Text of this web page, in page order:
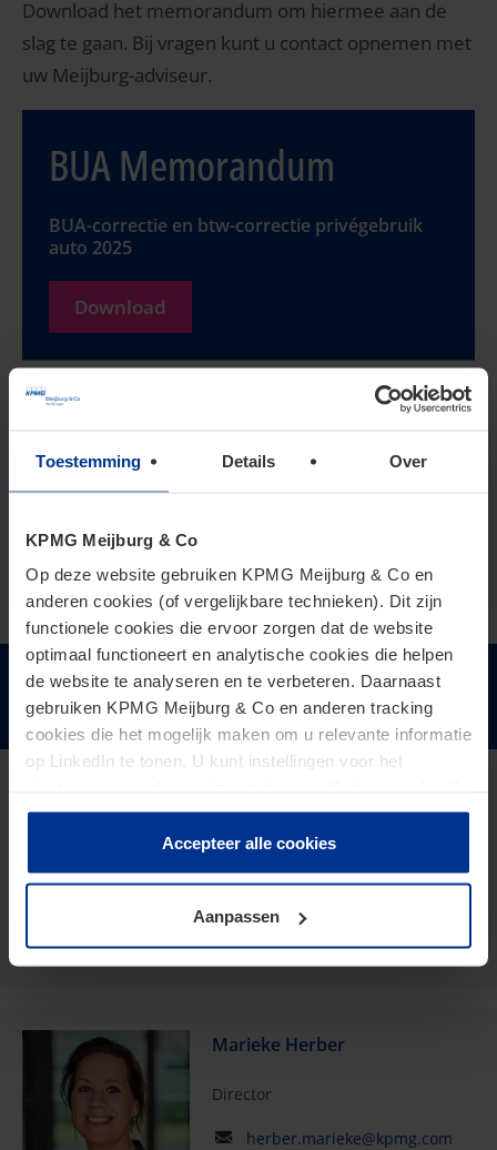
Toestemming Details Over
KPMG Meijburg & Co
Op deze website gebruiken KPMG Meijburg & Co en
anderen cookies (of vergelijkbare technieken). Dit zijn
functionele cookies die ervoor zorgen dat de website
optimaal functioneert en analytische cookies die helpen
de website te analyseren en te verbeteren. Daarnaast
gebruiken KPMG Meijburg & Co en anderen tracking
cookies die het mogelijk maken om u relevante informatie
op LinkedIn te tonen. U kunt instellingen voor het
te klikken. Als u op “Accepteer alle cookies” klikt, geeft u
toestemming voor het gebruik van alle cookies. Deze
toestemming kunt u altijd weer intrekken.
Accepteer alle cookies
Aanpassen
Download het memorandum om hiermee aan de
slag te gaan. Bij vragen kunt u contact opnemen met
uw Meijburg-adviseur.
BUA Memorandum
BUA-correctie en btw-correctie privégebruik
auto 2025
Download
Lees verder:
Btw nieuws
Houd mij op de hoogte
Director
Meijburg Amstelveen
Marieke Herber
Director
herber.marieke@kpmg.com